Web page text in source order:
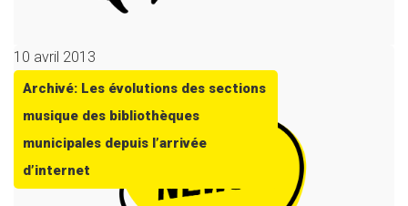
10 avril 2013
Archivé: Les évolutions des sections
musique des bibliothèques
municipales depuis l’arrivée
d’internet